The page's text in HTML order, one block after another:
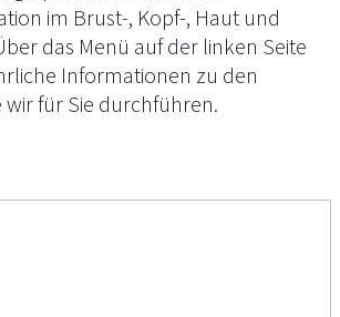
im Brust-, Kopf-, Haut und
das Menü auf der linken Seite
Informationen zu den
wir für Sie durchführen.